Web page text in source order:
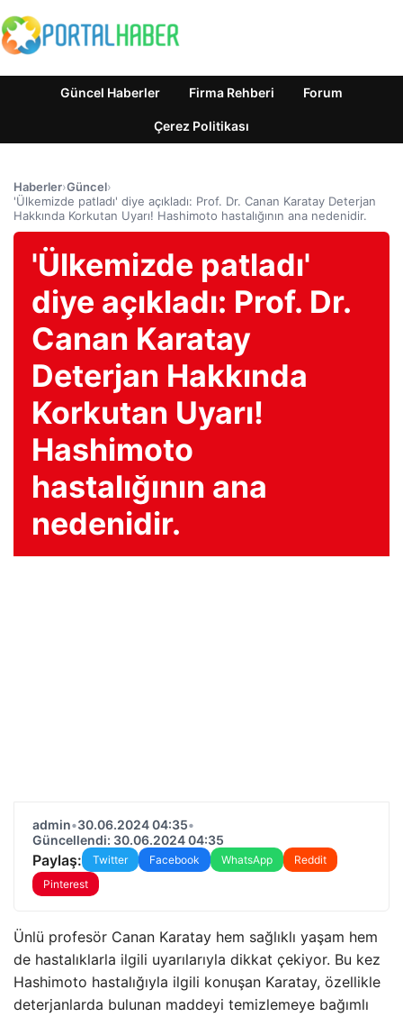
Güncel Haberler Firma Rehberi Forum
Çerez Politikası
Haberler›Güncel›
'Ülkemizde patladı' diye açıkladı: Prof. Dr. Canan Karatay Deterjan
Hakkında Korkutan Uyarı! Hashimoto hastalığının ana nedenidir.
'Ülkemizde patladı'
diye açıkladı: Prof. Dr.
Canan Karatay
Deterjan Hakkında
Korkutan Uyarı!
Hashimoto
hastalığının ana
nedenidir.
admin•30.06.2024 04:35•
Güncellendi: 30.06.2024 04:35
Paylaş: Twitter Facebook WhatsApp
Reddit
Pinterest
Ünlü profesör Canan Karatay hem sağlıklı yaşam hem
de hastalıklarla ilgili uyarılarıyla dikkat çekiyor. Bu kez
Hashimoto hastalığıyla ilgili konuşan Karatay, özellikle
deterjanlarda bulunan maddeyi temizlemeye bağımlı